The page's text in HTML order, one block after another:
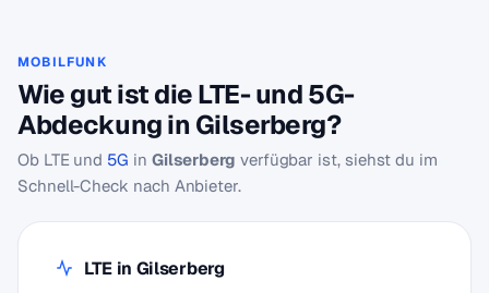
MOBILFUNK
Wie gut ist die LTE- und 5G-
Abdeckung in Gilserberg?
Ob LTE und 5G in Gilserberg verfügbar ist, siehst du im
Schnell-Check nach Anbieter.
LTE in Gilserberg